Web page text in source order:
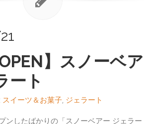
OPEN】スノーベア
ート
スイーツ＆お菓子, ジェラート
ンしたばかりの「スノーベアー ジェラー